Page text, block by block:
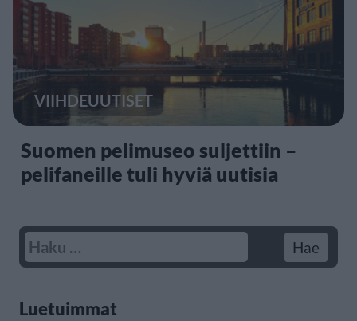
VIIHDEUUTISET
Suomen pelimuseo suljettiin –
pelifaneille tuli hyviä uutisia
Luetuimmat